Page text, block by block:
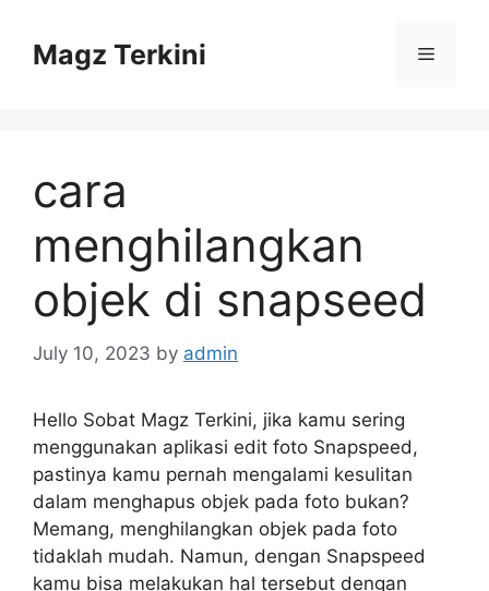
contentMagz Terkini Menu
cara
menghilangkan
objek di snapseed
July 10, 2023 by admin
Hello Sobat Magz Terkini, jika kamu sering
menggunakan aplikasi edit foto Snapspeed,
pastinya kamu pernah mengalami kesulitan
dalam menghapus objek pada foto bukan?
Memang, menghilangkan objek pada foto
tidaklah mudah. Namun, dengan Snapspeed
kamu bisa melakukan hal tersebut dengan